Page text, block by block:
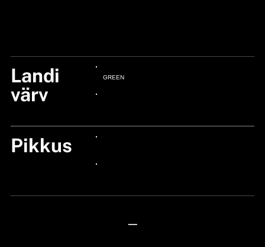
GREEN
Landi
värv
Pikkus
—